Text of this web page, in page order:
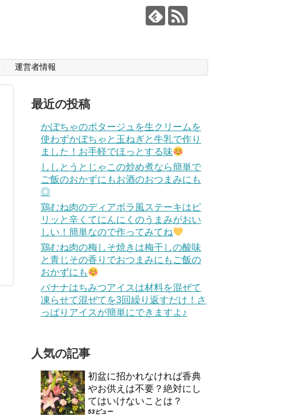
運営者情報
最近の投稿
かぼちゃのポタージュを生クリームを
使わずかぼちゃと玉ねぎと牛乳で作り
ました！お手軽でほっとする味
ししとうとじゃこの炒め煮なら簡単で
ご飯のおかずにもお酒のおつまみにも
◎
鶏むね肉のディアボラ風ステーキはピ
リッと辛くてにんにくのうまみがおい
しい！簡単なので作ってみてね
鶏むね肉の梅しそ焼きは梅干しの酸味
と青じその香りでおつまみにもご飯の
おかずにも
バナナはちみつアイスは材料を混ぜて
凍らせて混ぜてを3回繰り返すだけ！さ
っぱりアイスが簡単にできますよ♪
人気の記事
初盆に招かれなければ香典
やお供えは不要？絶対にし
てはいけないことは？
53ビュー